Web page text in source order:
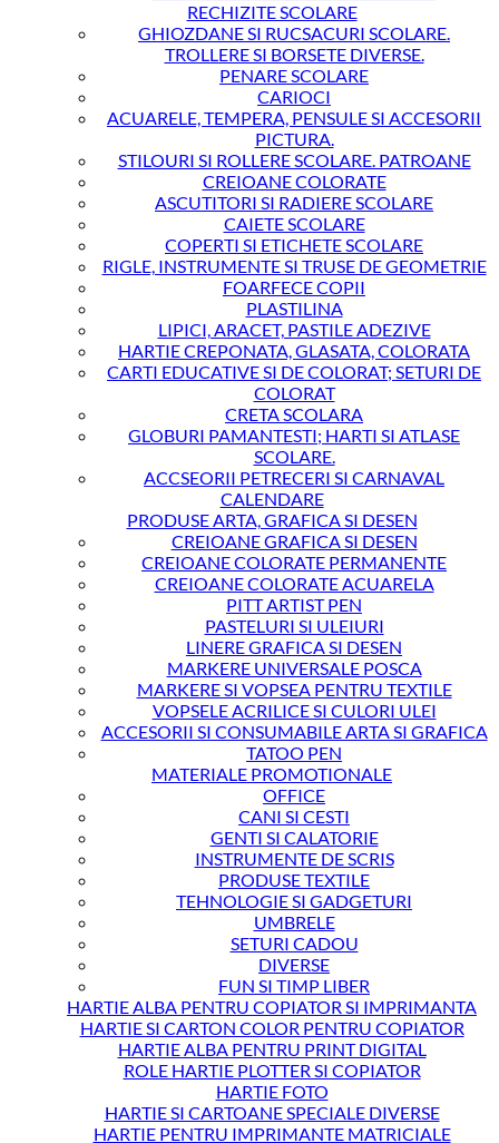
RECHIZITE SCOLARE
GHIOZDANE SI RUCSACURI SCOLARE.
TROLLERE SI BORSETE DIVERSE.
PENARE SCOLARE
CARIOCI
ACUARELE, TEMPERA, PENSULE SI ACCESORII
PICTURA.
STILOURI SI ROLLERE SCOLARE. PATROANE
CREIOANE COLORATE
ASCUTITORI SI RADIERE SCOLARE
CAIETE SCOLARE
COPERTI SI ETICHETE SCOLARE
RIGLE, INSTRUMENTE SI TRUSE DE GEOMETRIE
FOARFECE COPII
PLASTILINA
LIPICI, ARACET, PASTILE ADEZIVE
HARTIE CREPONATA, GLASATA, COLORATA
CARTI EDUCATIVE SI DE COLORAT; SETURI DE
COLORAT
CRETA SCOLARA
GLOBURI PAMANTESTI; HARTI SI ATLASE
SCOLARE.
ACCSEORII PETRECERI SI CARNAVAL
CALENDARE
PRODUSE ARTA, GRAFICA SI DESEN
CREIOANE GRAFICA SI DESEN
CREIOANE COLORATE PERMANENTE
CREIOANE COLORATE ACUARELA
PITT ARTIST PEN
PASTELURI SI ULEIURI
LINERE GRAFICA SI DESEN
MARKERE UNIVERSALE POSCA
MARKERE SI VOPSEA PENTRU TEXTILE
VOPSELE ACRILICE SI CULORI ULEI
ACCESORII SI CONSUMABILE ARTA SI GRAFICA
TATOO PEN
MATERIALE PROMOTIONALE
OFFICE
CANI SI CESTI
GENTI SI CALATORIE
INSTRUMENTE DE SCRIS
PRODUSE TEXTILE
TEHNOLOGIE SI GADGETURI
UMBRELE
SETURI CADOU
DIVERSE
FUN SI TIMP LIBER
HARTIE ALBA PENTRU COPIATOR SI IMPRIMANTA
HARTIE SI CARTON COLOR PENTRU COPIATOR
HARTIE ALBA PENTRU PRINT DIGITAL
ROLE HARTIE PLOTTER SI COPIATOR
HARTIE FOTO
HARTIE SI CARTOANE SPECIALE DIVERSE
HARTIE PENTRU IMPRIMANTE MATRICIALE